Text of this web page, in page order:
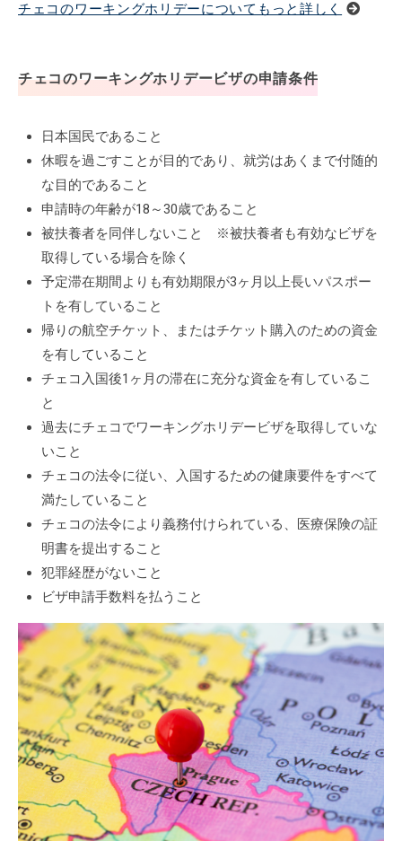
チェコのワーキングホリデーについてもっと詳しく
チェコのワーキングホリデービザの申請条件
日本国民であること
休暇を過ごすことが目的であり、就労はあくまで付随的
な目的であること
申請時の年齢が18～30歳であること
被扶養者を同伴しないこと ※被扶養者も有効なビザを
取得している場合を除く
予定滞在期間よりも有効期限が3ヶ月以上長いパスポー
トを有していること
帰りの航空チケット、またはチケット購入のための資金
を有していること
チェコ入国後1ヶ月の滞在に充分な資金を有しているこ
と
過去にチェコでワーキングホリデービザを取得していな
いこと
チェコの法令に従い、入国するための健康要件をすべて
満たしていること
チェコの法令により義務付けられている、医療保険の証
明書を提出すること
犯罪経歴がないこと
ビザ申請手数料を払うこと